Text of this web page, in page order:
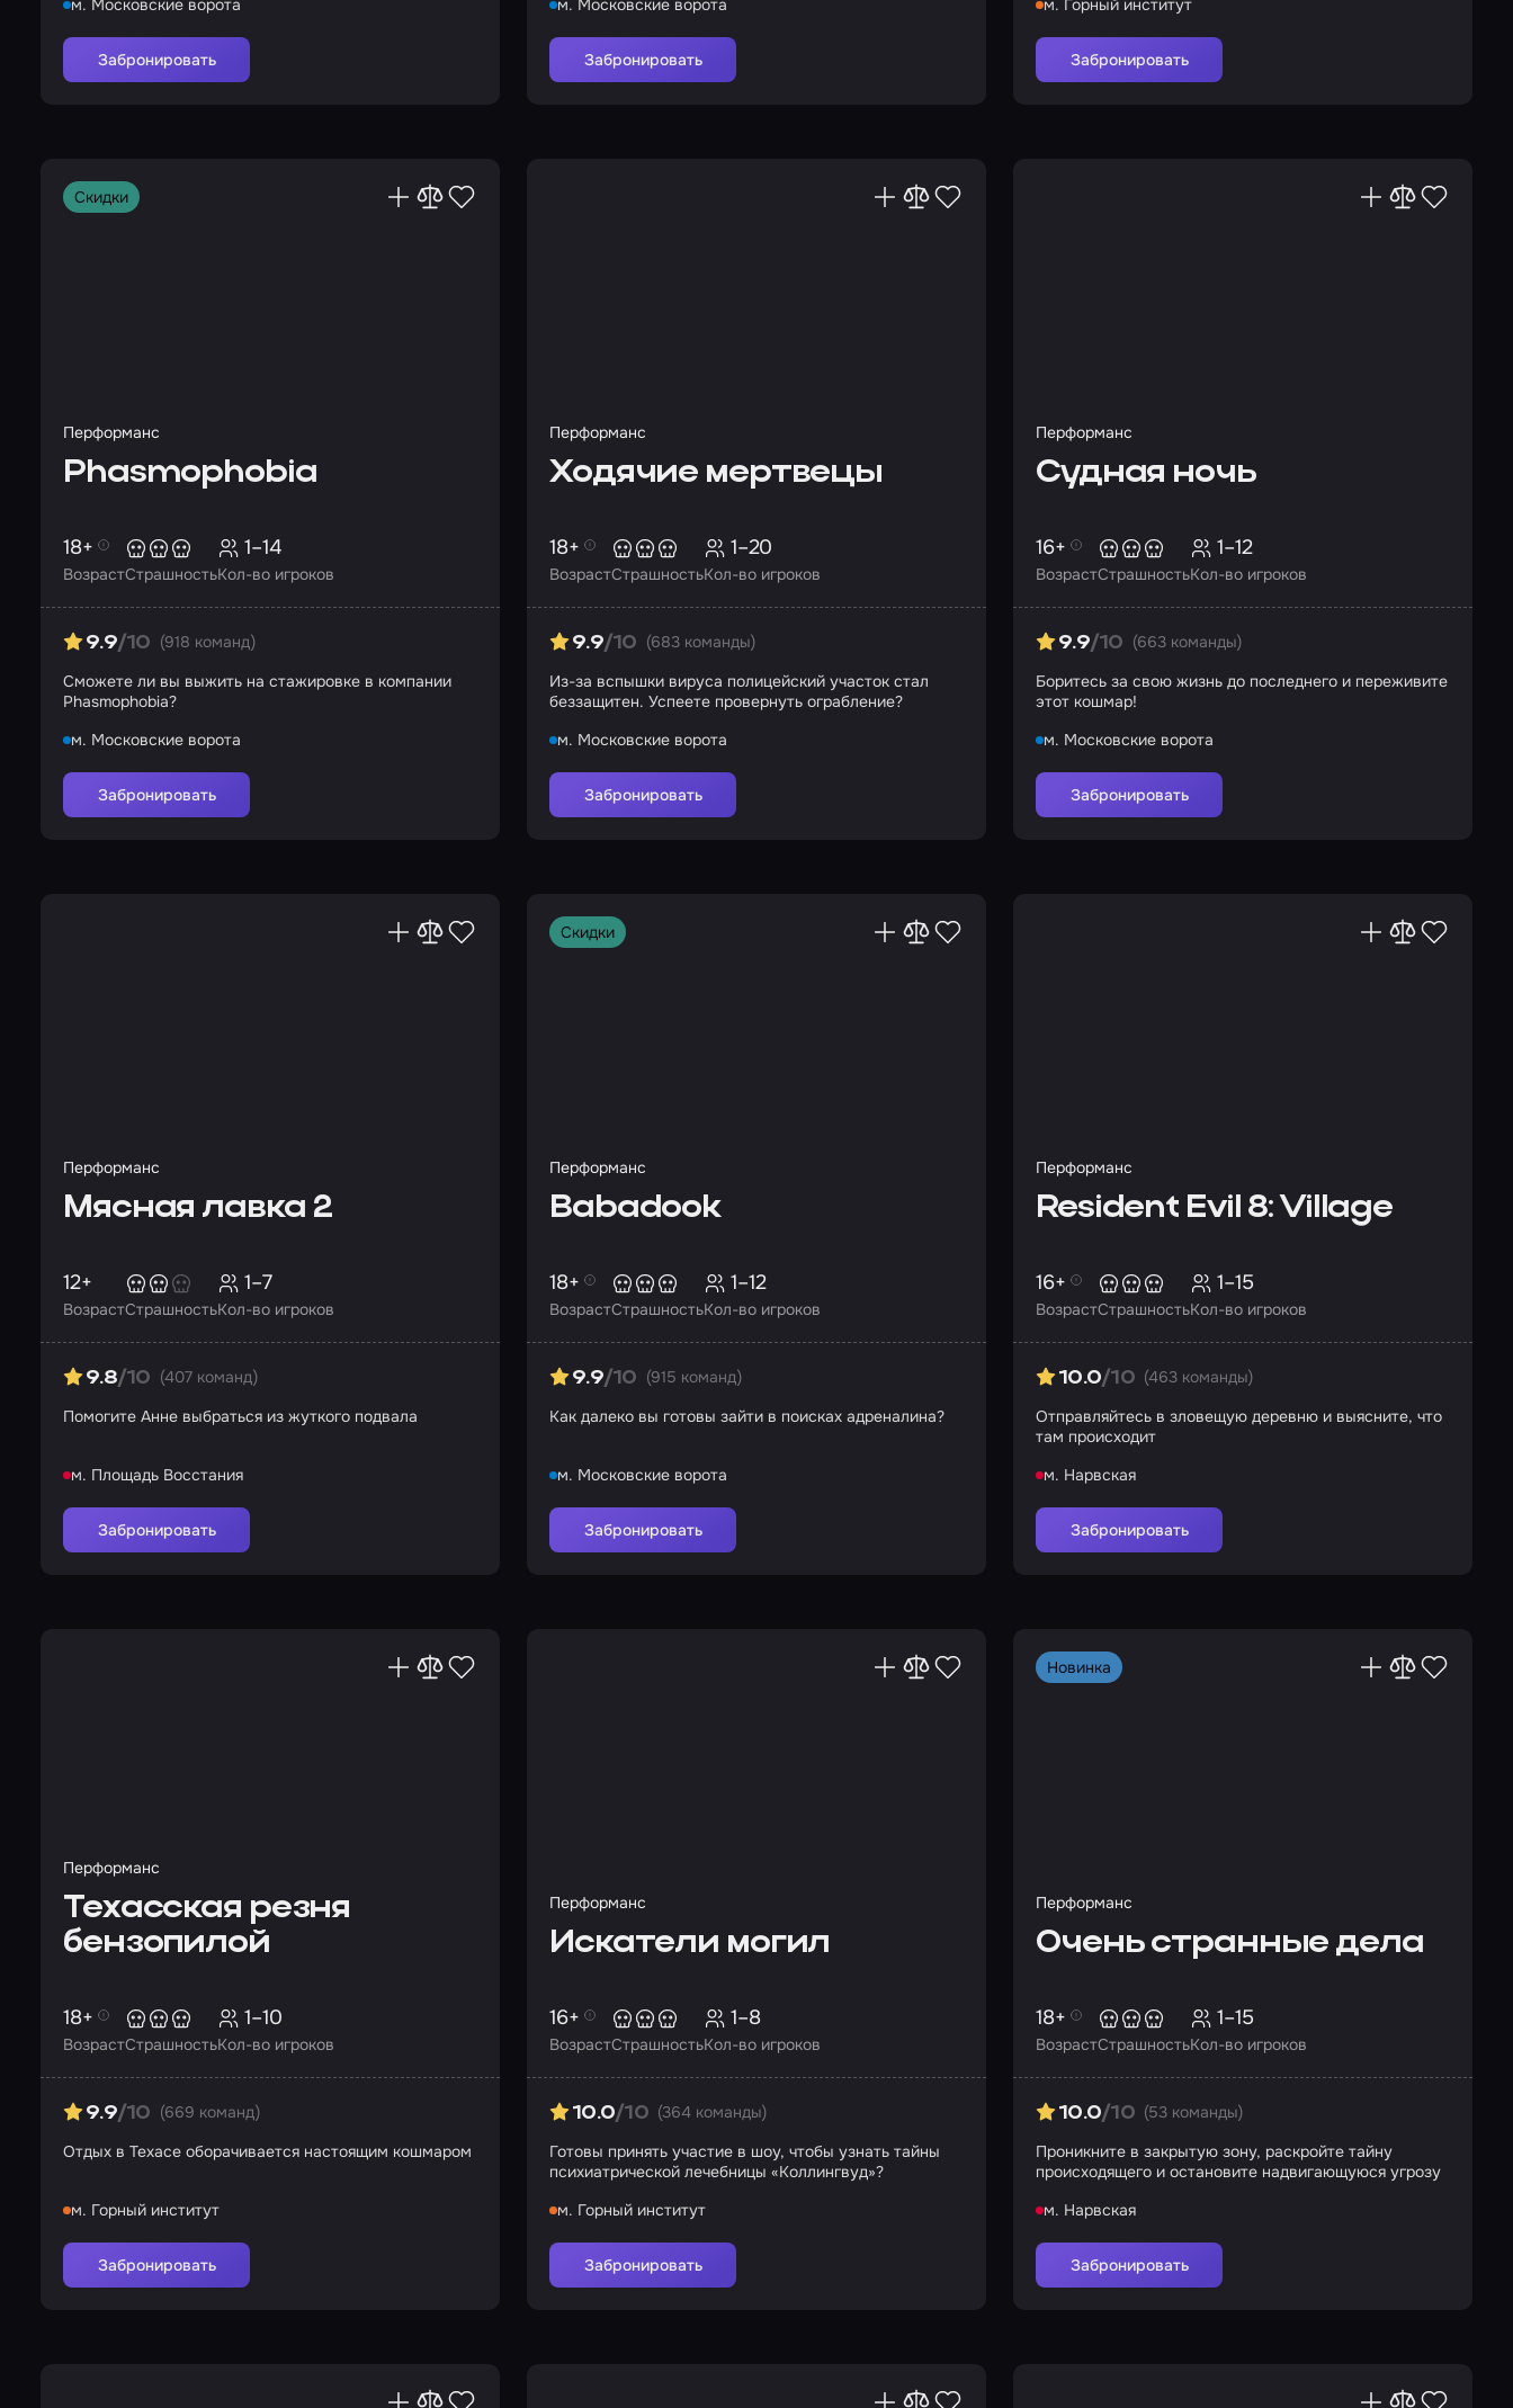
м. Московские ворота
Забронировать
м. Московские ворота
Забронировать
м. Горный институт
Забронировать
Скидки
Перформанс
Phasmophobia
Возраст
18+
СтрашностьКол-во игроков
1–14
9.9/10 (918 команд)
Сможете ли вы выжить на стажировке в компании
Phasmophobia?
м. Московские ворота
Забронировать
Перформанс
Ходячие мертвецы
Возраст
18+
СтрашностьКол-во игроков
1–20
9.9/10 (683 команды)
Из-за вспышки вируса полицейский участок стал
беззащитен. Успеете провернуть ограбление?
м. Московские ворота
Забронировать
Перформанс
Судная ночь
Возраст
16+
СтрашностьКол-во игроков
1–12
9.9/10 (663 команды)
Боритесь за свою жизнь до последнего и переживите
этот кошмар!
м. Московские ворота
Забронировать
Перформанс
Мясная лавка 2
Возраст
12+
СтрашностьКол-во игроков
1–7
9.8/10 (407 команд)
Помогите Анне выбраться из жуткого подвала
м. Площадь Восстания
Забронировать
Скидки
Перформанс
Babadook
Возраст
18+
СтрашностьКол-во игроков
1–12
9.9/10 (915 команд)
Как далеко вы готовы зайти в поисках адреналина?
м. Московские ворота
Забронировать
Перформанс
Resident Evil 8: Village
Возраст
16+
СтрашностьКол-во игроков
1–15
10.0/10 (463 команды)
Отправляйтесь в зловещую деревню и выясните, что
там происходит
м. Нарвская
Забронировать
Перформанс
Техасская резня
бензопилой
Возраст
18+
СтрашностьКол-во игроков
1–10
9.9/10 (669 команд)
Отдых в Техасе оборачивается настоящим кошмаром
м. Горный институт
Забронировать
Перформанс
Искатели могил
Возраст
16+
СтрашностьКол-во игроков
1–8
10.0/10 (364 команды)
Готовы принять участие в шоу, чтобы узнать тайны
психиатрической лечебницы «Коллингвуд»?
м. Горный институт
Забронировать
Новинка
Перформанс
Очень странные дела
Возраст
18+
СтрашностьКол-во игроков
1–15
10.0/10 (53 команды)
Проникните в закрытую зону, раскройте тайну
происходящего и остановите надвигающуюся угрозу
м. Нарвская
Забронировать